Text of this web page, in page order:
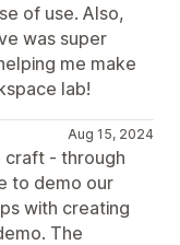
of use. Also,
was super
me make
lab!
Aug 15, 2024
craft - through
to demo our
with creating
The